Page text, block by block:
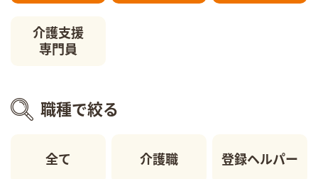
介護支援
専門員
職種で絞る
全て 介護職 登録ヘルパー